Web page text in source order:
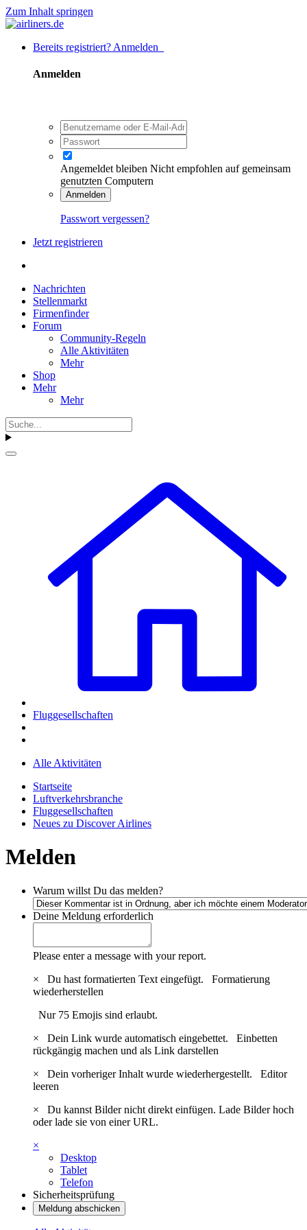
Zum Inhalt springen
Bereits registriert? Anmelden
Anmelden
Angemeldet bleiben Nicht empfohlen auf gemeinsam
genutzten Computern
Anmelden
Passwort vergessen?
Jetzt registrieren
Nachrichten
Stellenmarkt
Firmenfinder
Forum
Community-Regeln
Alle Aktivitäten
Mehr
Shop
Mehr
Mehr
Fluggesellschaften
Alle Aktivitäten
Startseite
Luftverkehrsbranche
Fluggesellschaften
Neues zu Discover Airlines
Melden
Warum willst Du das melden?
Deine Meldung erforderlich
Please enter a message with your report.
×
Du hast formatierten Text eingefügt. Formatierung
wiederherstellen
Nur 75 Emojis sind erlaubt.
×
Dein Link wurde automatisch eingebettet. Einbetten
rückgängig machen und als Link darstellen
×
Dein vorheriger Inhalt wurde wiederhergestellt. Editor
leeren
×
Du kannst Bilder nicht direkt einfügen. Lade Bilder hoch
oder lade sie von einer URL.
×
Desktop
Tablet
Telefon
Sicherheitsprüfung
Meldung abschicken